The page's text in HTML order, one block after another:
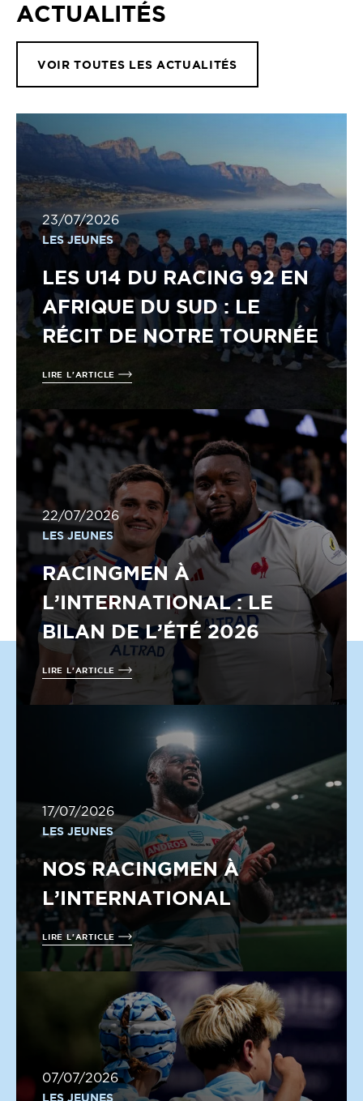
ACTUALITÉS
VOIR TOUTES LES ACTUALITÉS
23/07/2026
LES JEUNES
LES U14 DU RACING 92 EN
AFRIQUE DU SUD : LE
RÉCIT DE NOTRE TOURNÉE
LIRE L'ARTICLE
22/07/2026
LES JEUNES
RACINGMEN À
L’INTERNATIONAL : LE
BILAN DE L’ÉTÉ 2026
LIRE L'ARTICLE
17/07/2026
LES JEUNES
NOS RACINGMEN À
L’INTERNATIONAL
LIRE L'ARTICLE
07/07/2026
LES JEUNES